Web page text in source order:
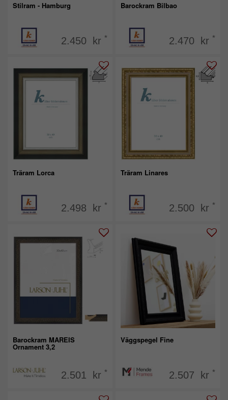
Stilram - Hamburg
2.450 kr *
Barockram Bilbao
2.470 kr *
Träram Lorca
2.498 kr *
Träram Linares
2.500 kr *
Barockram MAREIS
Ornament 3,2
2.501 kr *
Väggspegel Fine
2.507 kr *